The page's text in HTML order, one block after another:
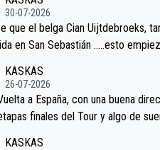
única buena noticia es la
San Sebastian.Si en la Vuelta a
tener alguna sorpresa en
30-07-2026
que el belga Cian Uijtdebroeks,
en San Sebastián …..esto
KASKAS
26-07-2026
a España, con una buena
finales del Tour y algo de
KASKAS